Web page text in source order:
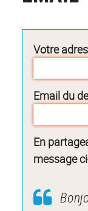
Votre
Email du
En
message